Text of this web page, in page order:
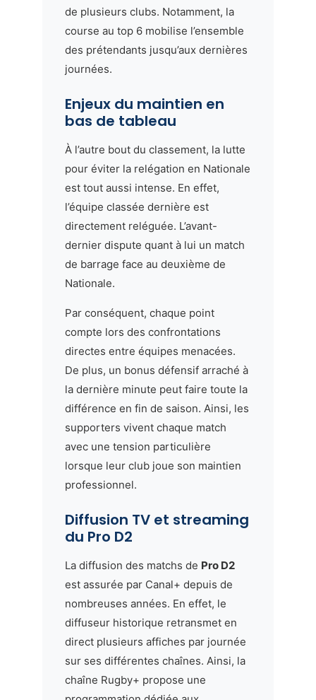
de plusieurs clubs. Notamment, la
course au top 6 mobilise l’ensemble
des prétendants jusqu’aux dernières
journées.
Enjeux du maintien en
bas de tableau
À l’autre bout du classement, la lutte
pour éviter la relégation en Nationale
est tout aussi intense. En effet,
l’équipe classée dernière est
directement reléguée. L’avant-
dernier dispute quant à lui un match
de barrage face au deuxième de
Nationale.
Par conséquent, chaque point
compte lors des confrontations
directes entre équipes menacées.
De plus, un bonus défensif arraché à
la dernière minute peut faire toute la
différence en fin de saison. Ainsi, les
supporters vivent chaque match
avec une tension particulière
lorsque leur club joue son maintien
professionnel.
Diffusion TV et streaming
du Pro D2
La diffusion des matchs de Pro D2
est assurée par Canal+ depuis de
nombreuses années. En effet, le
diffuseur historique retransmet en
direct plusieurs affiches par journée
sur ses différentes chaînes. Ainsi, la
chaîne Rugby+ propose une